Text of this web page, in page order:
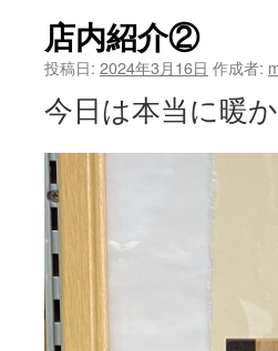
店内紹介②
投稿日: 2024年3月16日 作成者:
今日は本当に暖